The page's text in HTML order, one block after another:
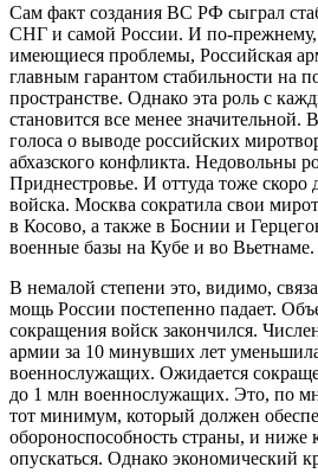
Сам факт создания ВС РФ сыграл
СНГ и самой России. И по-прежнему,
имеющиеся проблемы, Российская
главным гарантом стабильности на
пространстве. Однако эта роль с
становится все менее значительной.
голоса о выводе российских
абхазского конфликта. Недовольны
Приднестровье. И оттуда тоже
войска. Москва сократила свои
в Косово, а также в Боснии и
военные базы на Кубе и во Вьетнаме.
В немалой степени это, видимо,
мощь России постепенно падает.
сокращения войск закончился.
армии за 10 минувших лет
военнослужащих. Ожидается
до 1 млн военнослужащих. Это, по
тот минимум, который должен
обороноспособность страны, и ниже
опускаться. Однако экономический